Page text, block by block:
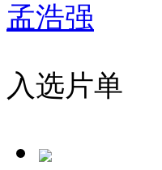
孟浩强
入选片单